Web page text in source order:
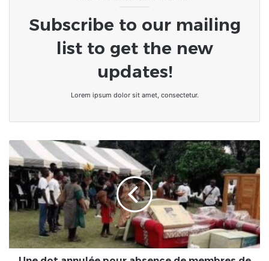
Subscribe to our mailing
list to get the new
updates!
Lorem ipsum dolor sit amet, consectetur.
Une
dot
annulée
pour
absence
de
membres
de
famille